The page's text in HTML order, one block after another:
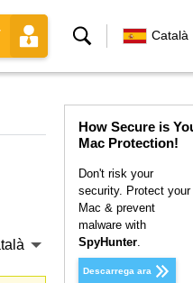
Cerca Català
How Secure is
Mac Protection!
Don't risk your
security. Protect your
Mac & prevent
malware with
SpyHunter.
Descarrega ara